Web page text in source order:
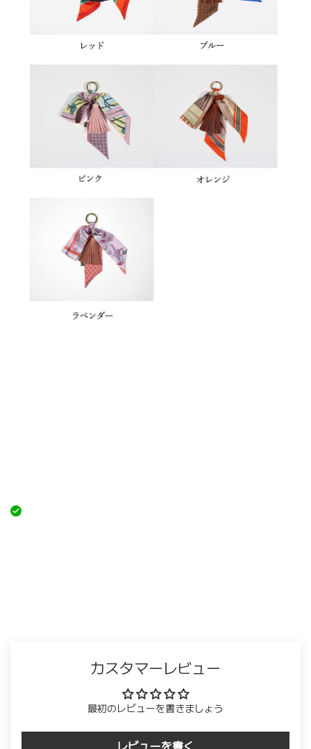
カスタマーレビュー
最初のレビューを書きましょう
レビューを書く